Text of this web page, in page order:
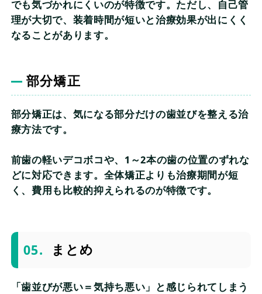
でも気づかれにくいのが特徴です。ただし、自己管
理が大切で、装着時間が短いと治療効果が出にくく
なることがあります。
部分矯正
部分矯正は、気になる部分だけの歯並びを整える治
療方法です。
前歯の軽いデコボコや、1～2本の歯の位置のずれな
どに対応できます。全体矯正よりも治療期間が短
く、費用も比較的抑えられるのが特徴です。
まとめ
「歯並びが悪い＝気持ち悪い」と感じられてしまう